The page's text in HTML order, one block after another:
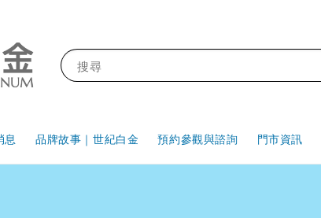
搜尋
息 品牌故事｜世紀白金 預約參觀與諮詢 門市資訊